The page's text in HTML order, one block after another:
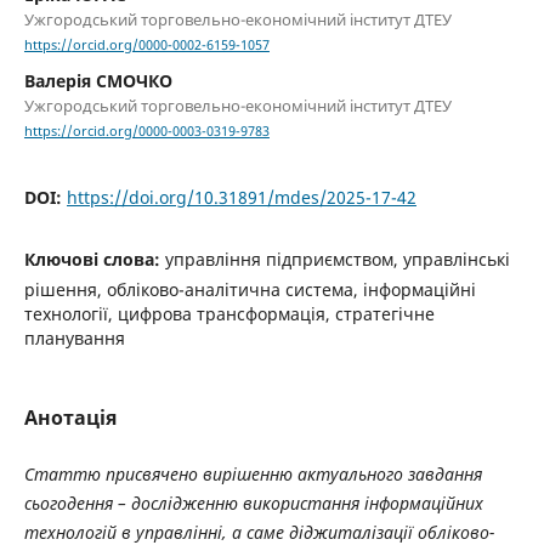
Ужгородський торговельно-економічний інститут ДТЕУ
https://orcid.org/0000-0002-6159-1057
Валерія СМОЧКО
Ужгородський торговельно-економічний інститут ДТЕУ
https://orcid.org/0000-0003-0319-9783
DOI: https://doi.org/10.31891/mdes/2025-17-42
Ключові слова: управління підприємством, управлінські
рішення, обліково-аналітична система, інформаційні
технології, цифрова трансформація, стратегічне
планування
Анотація
Статтю присвячено вирішенню актуального завдання
сьогодення – дослідженню використання інформаційних
технологій в управлінні, а саме діджиталізації обліково-